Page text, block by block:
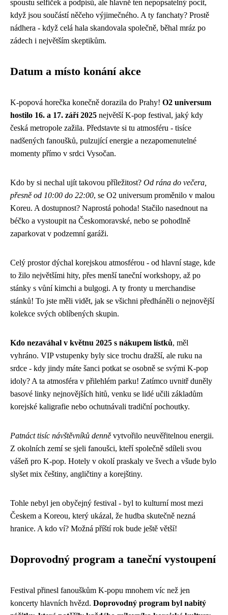
spoustu selfíček a podpisů, ale hlavně ten nepopsatelný pocit,
když jsou součástí něčeho výjimečného. A ty fanchaty? Prostě
nádhera - když celá hala skandovala společně, běhal mráz po
zádech i největším skeptikům.
Datum a místo konání akce
K-popová horečka konečně dorazila do Prahy! O2 universum
hostilo 16. a 17. září 2025 největší K-pop festival, jaký kdy
česká metropole zažila. Představte si tu atmosféru - tisíce
nadšených fanoušků, pulzující energie a nezapomenutelné
momenty přímo v srdci Vysočan.
Kdo by si nechal ujít takovou příležitost? Od rána do večera,
přesně od 10:00 do 22:00, se O2 universum proměnilo v malou
Koreu. A dostupnost? Naprostá pohoda! Stačilo nasednout na
béčko a vystoupit na Českomoravské, nebo se pohodlně
zaparkovat v podzemní garáži.
Celý prostor dýchal korejskou atmosférou - od hlavní stage, kde
to žilo největšími hity, přes menší taneční workshopy, až po
stánky s vůní kimchi a bulgogi. A ty fronty u merchandise
stánků! To jste měli vidět, jak se všichni předháněli o nejnovější
kolekce svých oblíbených skupin.
Kdo nezaváhal v květnu 2025 s nákupem lístků, měl
vyhráno. VIP vstupenky byly sice trochu dražší, ale ruku na
srdce - kdy jindy máte šanci potkat se osobně se svými K-pop
idoly? A ta atmosféra v přilehlém parku! Zatímco uvnitř duněly
basové linky nejnovějších hitů, venku se lidé učili základům
korejské kaligrafie nebo ochutnávali tradiční pochoutky.
Patnáct tisíc návštěvníků denně vytvořilo neuvěřitelnou energii.
Z okolních zemí se sjeli fanoušci, kteří společně sdíleli svou
vášeň pro K-pop. Hotely v okolí praskaly ve švech a všude bylo
slyšet mix češtiny, angličtiny a korejštiny.
Tohle nebyl jen obyčejný festival - byl to kulturní most mezi
Českem a Koreou, který ukázal, že hudba skutečně nezná
hranice. A kdo ví? Možná příští rok bude ještě větší!
Doprovodný program a taneční vystoupení
Festival přinesl fanouškům K-popu mnohem víc než jen
koncerty hlavních hvězd. Doprovodný program byl nabitý